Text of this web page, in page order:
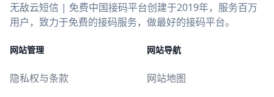
无敌云短信 | 免费中国接码平台创建于2019年，服务百万
用户，致力于免费的接码服务，做最好的接码平台。
网站管理
隐私权与条款
网站导航
网站地图